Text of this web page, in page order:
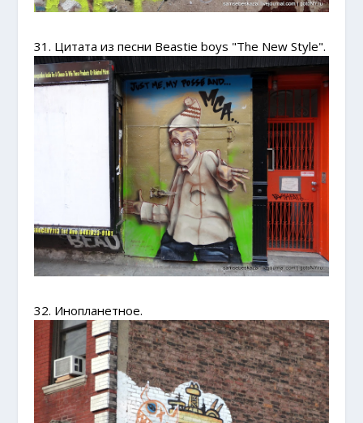
31. Цитата из песни Beastie boys "The New Style".
32. Инопланетное.